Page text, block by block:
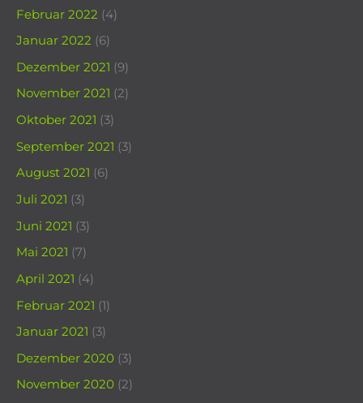
Februar 2022 (4)
Januar 2022 (6)
Dezember 2021 (9)
November 2021 (2)
Oktober 2021 (3)
September 2021 (3)
August 2021 (6)
Juli 2021 (3)
Juni 2021 (3)
Mai 2021 (7)
April 2021 (4)
Februar 2021 (1)
Januar 2021 (3)
Dezember 2020 (3)
November 2020 (2)